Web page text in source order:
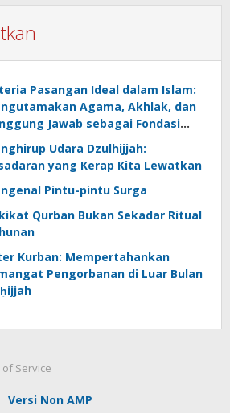
Pasangan Ideal dalam Islam:
Agama, Akhlak, dan
Jawab sebagai Fondasi
Tangga Berkah
Udara Dzulhijjah:
yang Kerap Kita Lewatkan
Pintu-pintu Surga
Qurban Bukan Sekadar Ritual
Kurban: Mempertahankan
Pengorbanan di Luar Bulan
Service
Versi Non AMP